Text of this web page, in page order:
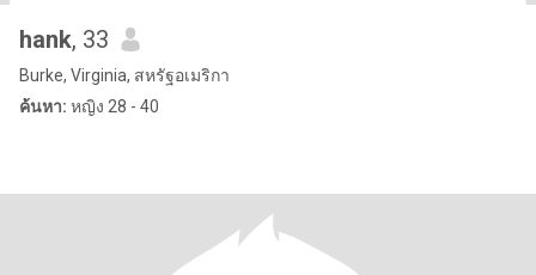
hank, 33
Burke, Virginia, สหรัฐอเมริกา
ค้นหา: หญิง 28 - 40